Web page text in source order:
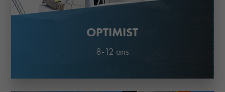
OPTIMIST
8-12 ans